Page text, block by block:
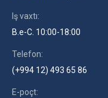
Iş vaxtı:
B.e-C. 10:00-18:00
Telefon:
(+994 12) 493 65 86
E-poçt: